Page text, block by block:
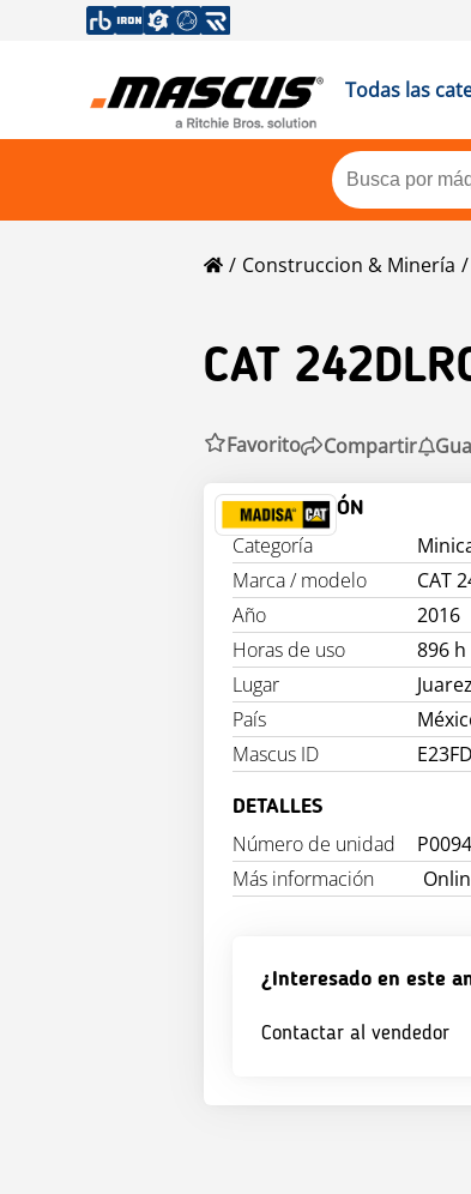
Todas las
Construccion & Minería
CAT
Favorito
Compartir
INFORMACIÓN
Categoría
Marca / modelo
CAT
Año
2016
Horas de uso
896 h
Lugar
Juarez
País
Mascus ID
DETALLES
Número de unidad
Más información
¿Interesado en este
Contactar al vendedor